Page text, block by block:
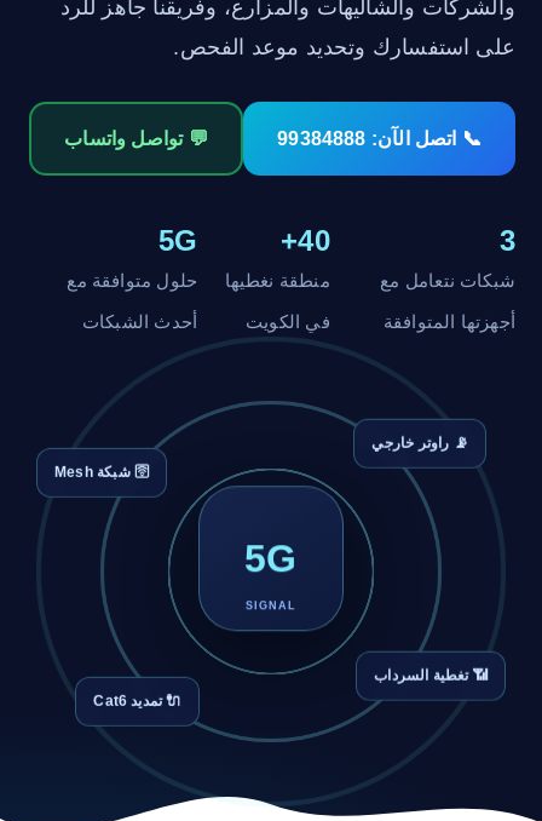
والشركات والشاليهات والمزارع، وفريقنا جاهز للرد
على استفسارك وتحديد موعد الفحص.
📞 اتصل الآن: 99384888 💬 تواصل واتساب
3
شبكات نتعامل مع
أجهزتها المتوافقة
40+
منطقة نغطيها
في الكويت
5G
حلول متوافقة مع
أحدث الشبكات
5G
SIGNAL
📶 تغطية السرداب
🛜 شبكة Mesh
🔌 تمديد Cat6